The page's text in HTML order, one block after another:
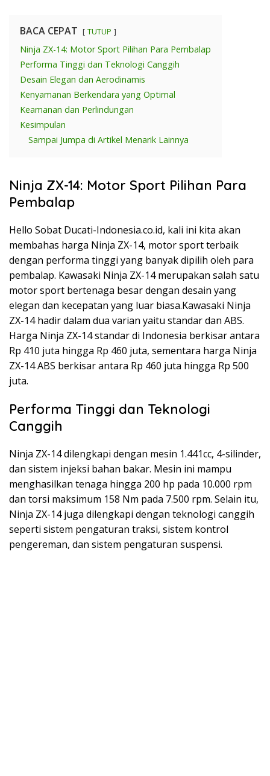
BACA CEPAT TUTUP
Ninja ZX-14: Motor Sport Pilihan Para Pembalap
Performa Tinggi dan Teknologi Canggih
Desain Elegan dan Aerodinamis
Kenyamanan Berkendara yang Optimal
Keamanan dan Perlindungan
Kesimpulan
Sampai Jumpa di Artikel Menarik Lainnya
Ninja ZX-14: Motor Sport Pilihan Para
Pembalap
Hello Sobat Ducati-Indonesia.co.id, kali ini kita akan
membahas harga Ninja ZX-14, motor sport terbaik
dengan performa tinggi yang banyak dipilih oleh para
pembalap. Kawasaki Ninja ZX-14 merupakan salah satu
motor sport bertenaga besar dengan desain yang
elegan dan kecepatan yang luar biasa.Kawasaki Ninja
ZX-14 hadir dalam dua varian yaitu standar dan ABS.
Harga Ninja ZX-14 standar di Indonesia berkisar antara
Rp 410 juta hingga Rp 460 juta, sementara harga Ninja
ZX-14 ABS berkisar antara Rp 460 juta hingga Rp 500
juta.
Performa Tinggi dan Teknologi
Canggih
Ninja ZX-14 dilengkapi dengan mesin 1.441cc, 4-silinder,
dan sistem injeksi bahan bakar. Mesin ini mampu
menghasilkan tenaga hingga 200 hp pada 10.000 rpm
dan torsi maksimum 158 Nm pada 7.500 rpm. Selain itu,
Ninja ZX-14 juga dilengkapi dengan teknologi canggih
seperti sistem pengaturan traksi, sistem kontrol
pengereman, dan sistem pengaturan suspensi.